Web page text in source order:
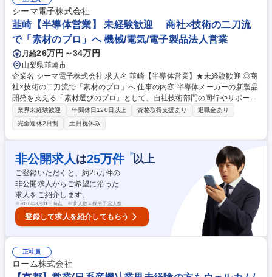
イス製品の提案■製品の立ち上げ、開発の技術サポート■不具合発生時、解
決に向けてメーカーと連携して顧客対応、改善提案 等 募集職種 【名古
屋】半導体デバイス製品のFAE 第二新卒歓迎/プライム上場/年間休日128
日
シーマ電子株式会社
韮崎【半導体営業】 未経験歓迎 商社×技術の二刀流
で「素材のプロ」へ 機械/電気/電子製品法人営業
月給26万円～34万円
山梨県韮崎市
企業名 シーマ電子株式会社 求人名 韮崎【半導体営業】★未経験歓迎 ◎商
社×技術の二刀流で「素材のプロ」へ 仕事の内容 半導体メーカーの新製品
開発を支える「素材選びのプロ」として、自社技術部門の同行やサポート
による技術的な議論を交えた解決策を提供します。 ■既存顧客中心(テレア
ポや飛び込みナシ)の深耕スタイル ≪ミッション≫ 自社内で試作・評価・
解析も行うことができる『開発型商社』として、顧客の開発現場での困り
事([製品の耐久性を向上させたい],[新しい加工方法でコストを抑えたい]な
ど)に対しての解決ソリューションを提案します。 単純なカタログ提案で
はなく【実際の検証データに基づいた客観的なエビデンスによる素材選
定】ができるので、顧客と強い信頼関係を築けます。 募集職種 韮崎【半
導体営業】★未経験歓迎 ◎商社×技術の二刀流で「素材のプロ」へ
業界未経験歓迎 年間休日120日以上 資格取得支援あり
退職金あり
完全週休2日制
土日祝休み
非公開求人 は25万件 ※以上
ご登録いただくと、約25万件の
非公開求人からご希望に沿った
求人をご紹介します。
※2026年3月31日時点 ※求人数＝採用予定人数
登録して求人を紹介してもらう
正社員
ローム株式会社